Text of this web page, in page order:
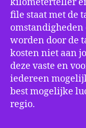
file staat met de
omstandigheden
worden door de
kosten niet aan
deze vaste en
iedereen
best mogelijke
regio.